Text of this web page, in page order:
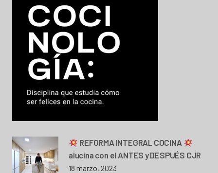
REFORMA INTEGRAL COCINA
alucina con el ANTES y DESPUÉS CJR
18 marzo, 2023